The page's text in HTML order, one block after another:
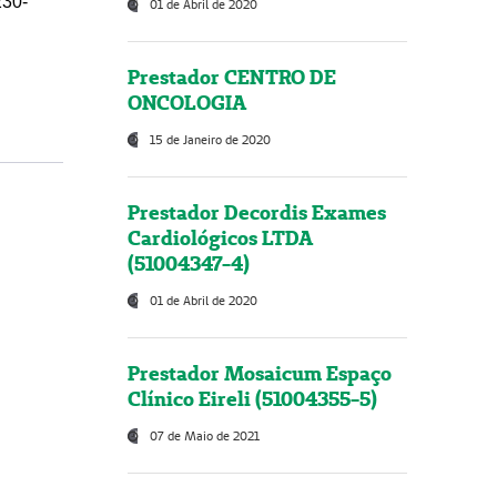
01 de Abril de 2020
Prestador CENTRO DE
ONCOLOGIA
15 de Janeiro de 2020
Prestador Decordis Exames
Cardiológicos LTDA
(51004347-4)
01 de Abril de 2020
Prestador Mosaicum Espaço
Clínico Eireli (51004355-5)
07 de Maio de 2021